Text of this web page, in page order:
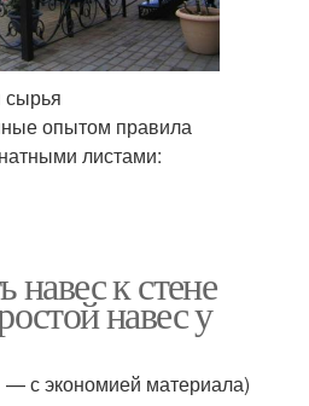
сырья
опытом правила
листами:
навес к стене
навес у
экономией материала)